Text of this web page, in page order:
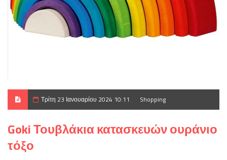
Τρίτη 23 Ιανουαρίου 2024 10:11 Shopping
Goki Τουβλάκια κατασκευών ουράνιο
τόξο